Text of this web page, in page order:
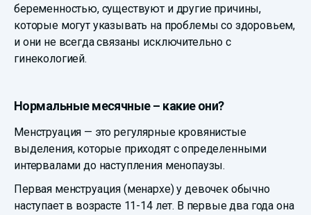
беременностью, существуют и другие причины,
которые могут указывать на проблемы со здоровьем,
и они не всегда связаны исключительно с
гинекологией.
Нормальные месячные – какие они?
Менструация — это регулярные кровянистые
выделения, которые приходят с определенными
интервалами до наступления менопаузы.
Первая менструация (менархе) у девочек обычно
наступает в возрасте 11-14 лет. В первые два года она